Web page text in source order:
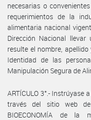
necesarias o
requerimientos de la
alimentaria nacional
Dirección Nacional
resulte el nombre,
Identidad de las
Manipulación Segura de
ARTÍCULO 3°.- Instrúyase
través del sitio web de
BIOECONOMÍA de la